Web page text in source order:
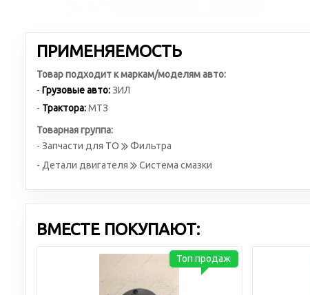
ПРИМЕНЯЕМОСТЬ
Товар подходит к маркам/моделям авто:
- Грузовые авто: ЗИЛ
- Трактора:МТЗ
Товарная группа:
- Запчасти для ТО
Фильтра
- Детали двигателя
Система смазки
ВМЕСТЕ ПОКУПАЮТ:
Топ продаж